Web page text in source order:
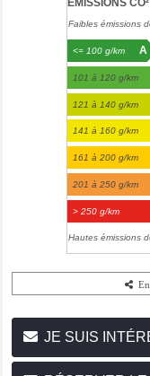
Prise USB
Projecteurs
Régulateur vitesse
Rétroviseurs électriques
Radar avant
Radar de recul
Radio MP3 commandes
RETROELECT
Roue de secours
Sièges en tissus noir
Start and Stop
Volant en cuir
EMISSIONS
Faibles émissions
<= 100 g/km A
101 à 120 g/km
121 à 140 g/km
141 à 160 g/km
161 à 200 g/km
201 à 250 g/km
> 250 g/km
Hautes émissions
JE SUIS